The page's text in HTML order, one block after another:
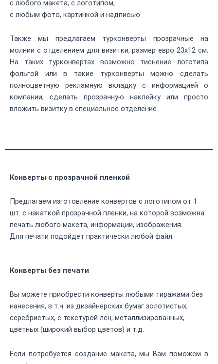
с любого макета, с логотипом,
с любым фото, картинкой и надписью.
Также мы предлагаем турконверты прозрачные на
молнии с отделением для визитки, размер евро 23х12 см.
На таких турконвертах возможно тиснение логотипа
фольгой или в такие турконверты можно сделать
полноцветную рекламную вкладку с информацией о
компании, сделать прозрачную наклейку или просто
вложить визитку в специальное отделение.
Конверты с прозрачной пленкой
Предлагаем изготовление конвертов с логотипом от 1
шт. с накаткой прозрачной пленки, на которой возможна
печать любого макета, информации, изображения.
Для печати подойдет практически любой файл.
Конверты без печати
Вы можете приобрести конверты любыми тиражами без
нанесения, в т.ч. из дизайнерских бумаг золотистых,
серебристых, с текстурой лен, металлизированных,
цветных (широкий выбор цветов) и т.д.
Если потребуется создание макета, мы Вам поможем в